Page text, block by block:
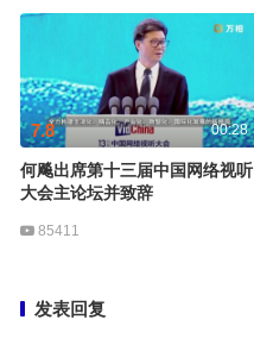
00:28
7.8
何飚出席第十三届中国网络视听
大会主论坛并致辞
85411
发表回复